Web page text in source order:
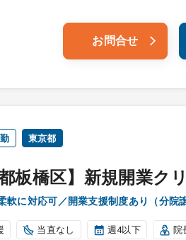
お問合せ
東京都
都板橋区】新規開業ク
軟に対応可／開業支援制度あり（分院
当直なし 週4以下 院